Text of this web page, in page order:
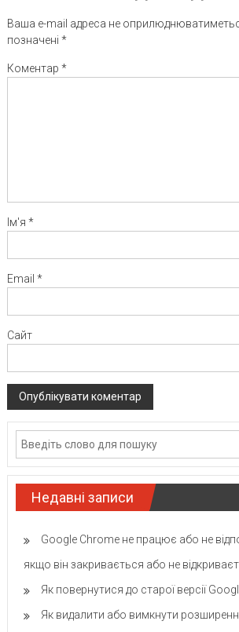
Ваша e-mail адреса не
позначені *
Коментар *
Ім'я *
Email *
Сайт
Недавні записи
Google Chrome не працює або не
якщо він закривається або не
Як повернутися до старої версії
Як видалити або вимкнути